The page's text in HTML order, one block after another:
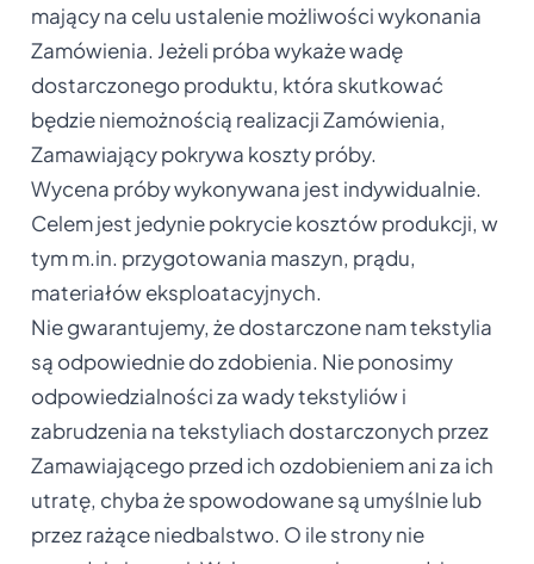
mający na celu ustalenie możliwości wykonania
Zamówienia. Jeżeli próba wykaże wadę
dostarczonego produktu, która skutkować
będzie niemożnością realizacji Zamówienia,
Zamawiający pokrywa koszty próby.
Wycena próby wykonywana jest indywidualnie.
Celem jest jedynie pokrycie kosztów produkcji, w
tym m.in. przygotowania maszyn, prądu,
materiałów eksploatacyjnych.
Nie gwarantujemy, że dostarczone nam tekstylia
są odpowiednie do zdobienia. Nie ponosimy
odpowiedzialności za wady tekstyliów i
zabrudzenia na tekstyliach dostarczonych przez
Zamawiającego przed ich ozdobieniem ani za ich
utratę, chyba że spowodowane są umyślnie lub
przez rażące niedbalstwo. O ile strony nie